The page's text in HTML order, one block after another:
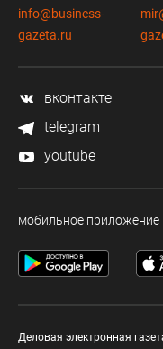
info@business-
gazeta.ru
вконтакте
telegram
youtube
мобильное приложение
Деловая электронная